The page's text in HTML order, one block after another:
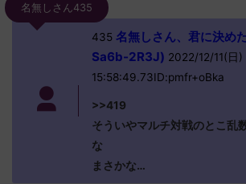
名無しさん435
435名無しさん、君に決め
Sa6b-2R3J) 2022/12/11(日)
15:58:49.73ID:pmfr+oBka
>>419
そういやマルチ対戦のとこ乱
な
まさかな…